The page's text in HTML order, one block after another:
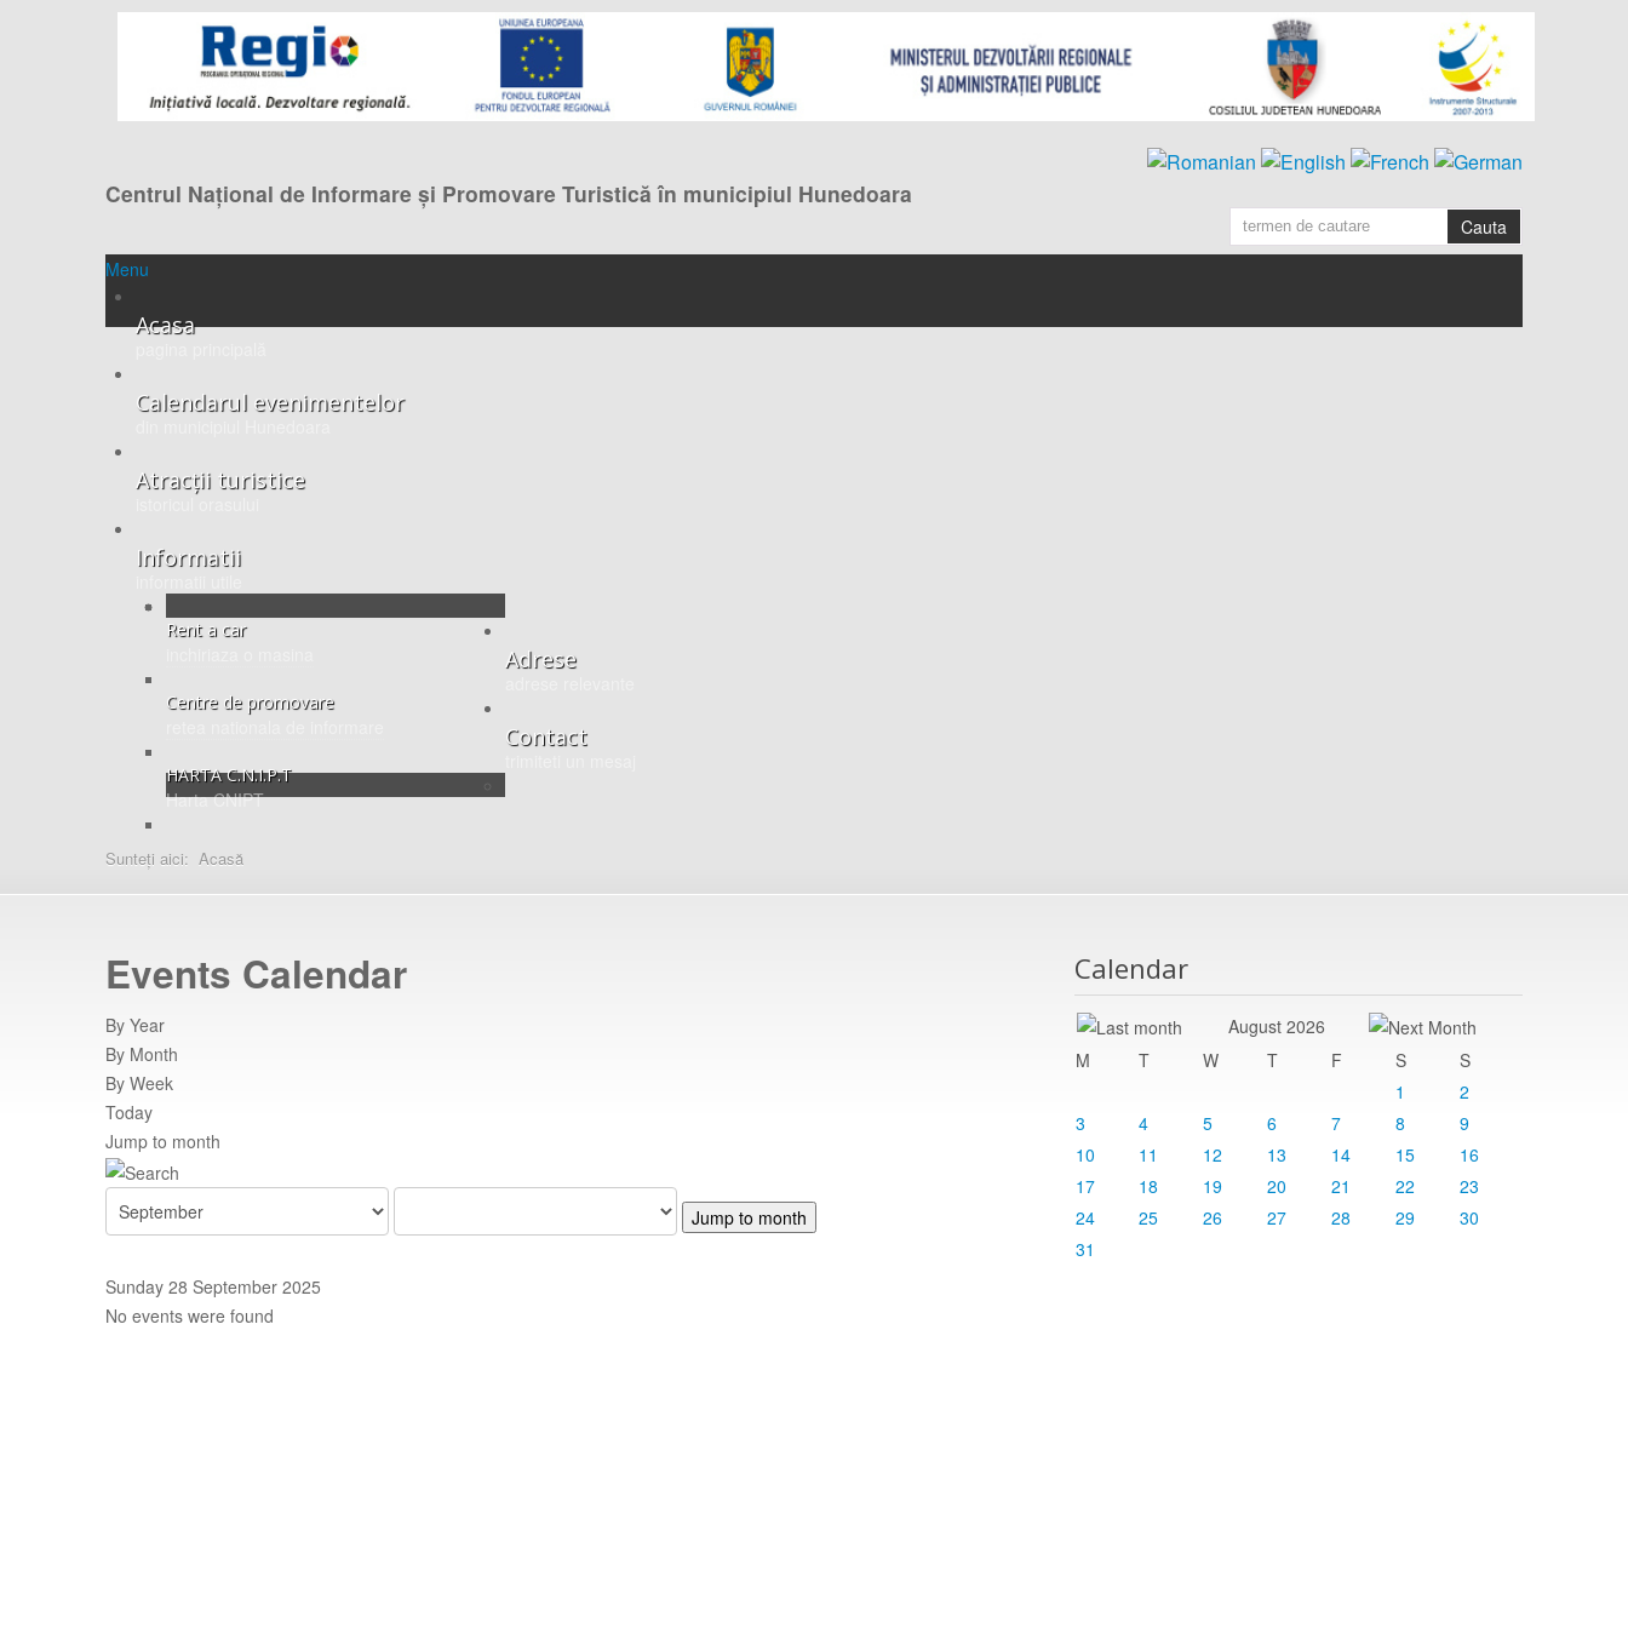
Centrul Naţional de Informare şi Promovare Turistică în municipiul Hunedoara
Cauta
Menu
Acasa
Calendarul evenimentelor
Atracții turistice
Informatii
Rent a car
Centre de promovare
HARTA C.N.I.P.T
Harta CNIPT
Adrese
Contact
Sunteți aici: Acasă
Events Calendar
By Year
By Month
By Week
Today
Jump to month
Jump to month
Sunday 28 September 2025
No events were found
Calendar
August 2026
M
T W T F S
S
1
2
3
4 5 6 7 8
9
10
11 12 13 14 15
16
17
18 19 20 21 22
23
24
25 26 27 28 29
30
31